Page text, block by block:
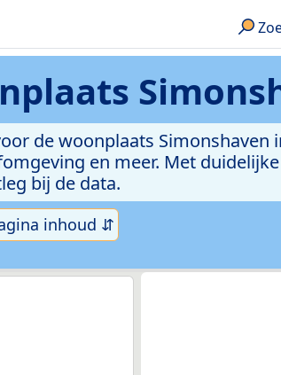
de woonplaats Simonshaven
en meer. Met
bij de data.
inhoud ⇵